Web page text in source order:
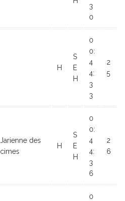
3
0
H
S
E
H
0
0:
4
4:
3
3
2
5
Jarienne des
cimes
H
S
E
H
0
0:
4
4:
3
6
2
6
0